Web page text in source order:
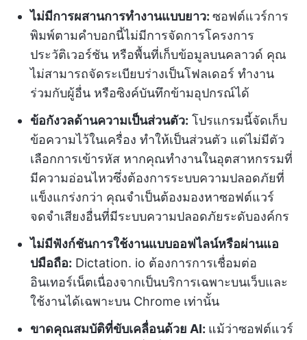
ไม่มีการผสานการทำงานแบบยาว: ซอฟต์แวร์การ
พิมพ์ตามคำบอกนี้ไม่มีการจัดการโครงการ
ประวัติเวอร์ชัน หรือพื้นที่เก็บข้อมูลบนคลาวด์ คุณ
ไม่สามารถจัดระเบียบร่างเป็นโฟลเดอร์ ทำงาน
ร่วมกับผู้อื่น หรือซิงค์บันทึกข้ามอุปกรณ์ได้
ข้อกังวลด้านความเป็นส่วนตัว: โปรแกรมนี้จัดเก็บ
ข้อความไว้ในเครื่อง ทำให้เป็นส่วนตัว แต่ไม่มีตัว
เลือกการเข้ารหัส หากคุณทำงานในอุตสาหกรรมที่
มีความอ่อนไหวซึ่งต้องการระบบความปลอดภัยที่
แข็งแกร่งกว่า คุณจำเป็นต้องมองหาซอฟต์แวร์
จดจำเสียงอื่นที่มีระบบความปลอดภัยระดับองค์กร
ไม่มีฟังก์ชันการใช้งานแบบออฟไลน์หรือผ่านแอ
ปมือถือ: Dictation. io ต้องการการเชื่อมต่อ
อินเทอร์เน็ตเนื่องจากเป็นบริการเฉพาะบนเว็บและ
ใช้งานได้เฉพาะบน Chrome เท่านั้น
ขาดคุณสมบัติที่ขับเคลื่อนด้วย AI: แม้ว่าซอฟต์แวร์